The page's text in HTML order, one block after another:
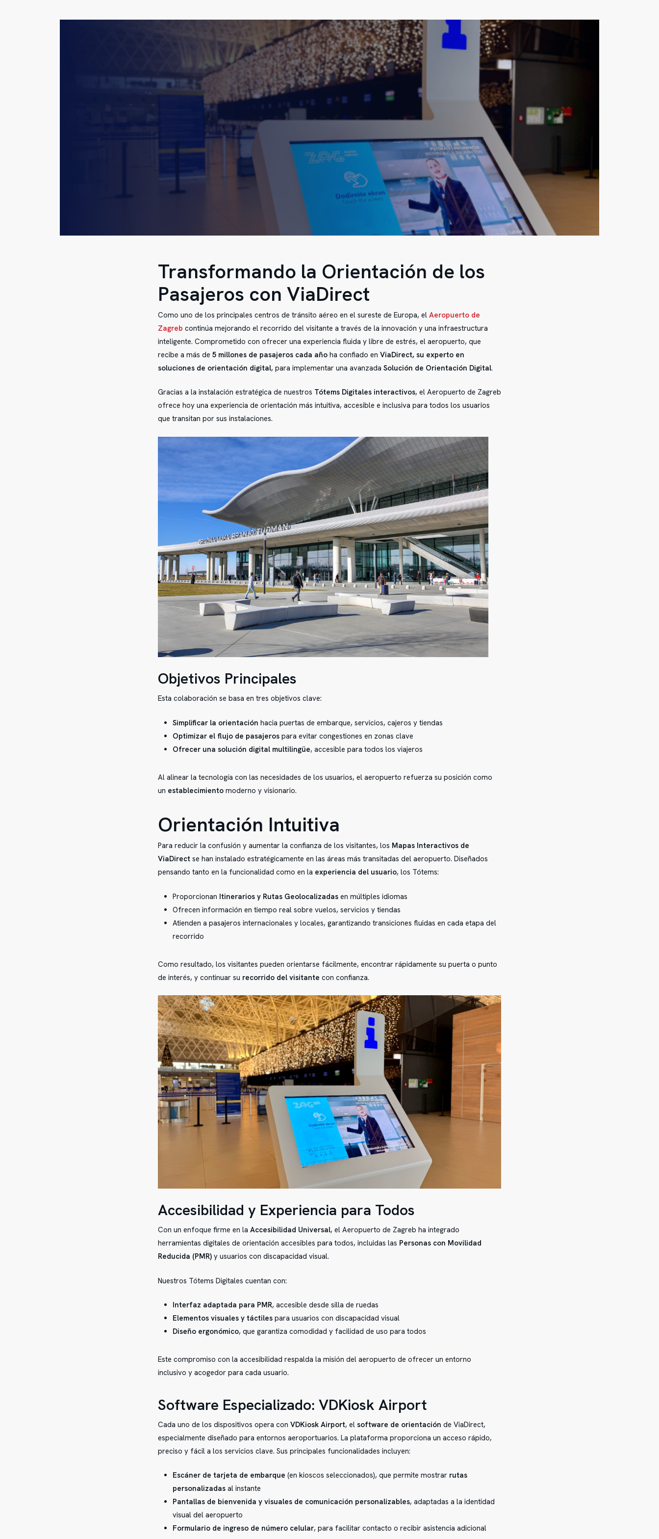
Hit enter to search or ESC to close
Transformando la Orientación de los
Pasajeros con ViaDirect
Como uno de los principales centros de tránsito aéreo en el sureste de Europa, el Aeropuerto de
Zagreb continúa mejorando el recorrido del visitante a través de la innovación y una infraestructura
inteligente. Comprometido con ofrecer una experiencia fluida y libre de estrés, el aeropuerto, que
recibe a más de 5 millones de pasajeros cada año ha confiado en ViaDirect, su experto en
soluciones de orientación digital, para implementar una avanzada Solución de Orientación Digital.
Gracias a la instalación estratégica de nuestros Tótems Digitales interactivos, el Aeropuerto de Zagreb
ofrece hoy una experiencia de orientación más intuitiva, accesible e inclusiva para todos los usuarios
que transitan por sus instalaciones.
Objetivos Principales
Esta colaboración se basa en tres objetivos clave:
Simplificar la orientación hacia puertas de embarque, servicios, cajeros y tiendas
Optimizar el flujo de pasajeros para evitar congestiones en zonas clave
Ofrecer una solución digital multilingüe, accesible para todos los viajeros
Al alinear la tecnología con las necesidades de los usuarios, el aeropuerto refuerza su posición como
un establecimiento moderno y visionario.
Orientación Intuitiva
Para reducir la confusión y aumentar la confianza de los visitantes, los Mapas Interactivos de
ViaDirect se han instalado estratégicamente en las áreas más transitadas del aeropuerto. Diseñados
pensando tanto en la funcionalidad como en la experiencia del usuario, los Tótems:
Proporcionan Itinerarios y Rutas Geolocalizadas en múltiples idiomas
Ofrecen información en tiempo real sobre vuelos, servicios y tiendas
Atienden a pasajeros internacionales y locales, garantizando transiciones fluidas en cada etapa del
recorrido
Como resultado, los visitantes pueden orientarse fácilmente, encontrar rápidamente su puerta o punto
de interés, y continuar su recorrido del visitante con confianza.
Accesibilidad y Experiencia para Todos
Con un enfoque firme en la Accesibilidad Universal, el Aeropuerto de Zagreb ha integrado
herramientas digitales de orientación accesibles para todos, incluidas las Personas con Movilidad
Reducida (PMR) y usuarios con discapacidad visual.
Nuestros Tótems Digitales cuentan con:
Interfaz adaptada para PMR, accesible desde silla de ruedas
Elementos visuales y táctiles para usuarios con discapacidad visual
Diseño ergonómico, que garantiza comodidad y facilidad de uso para todos
Este compromiso con la accesibilidad respalda la misión del aeropuerto de ofrecer un entorno
inclusivo y acogedor para cada usuario.
Software Especializado: VDKiosk Airport
Cada uno de los dispositivos opera con VDKiosk Airport, el software de orientación de ViaDirect,
especialmente diseñado para entornos aeroportuarios. La plataforma proporciona un acceso rápido,
preciso y fácil a los servicios clave. Sus principales funcionalidades incluyen:
Escáner de tarjeta de embarque (en kioscos seleccionados), que permite mostrar rutas
personalizadas al instante
Pantallas de bienvenida y visuales de comunicación personalizables, adaptadas a la identidad
visual del aeropuerto
Formulario de ingreso de número celular, para facilitar contacto o recibir asistencia adicional